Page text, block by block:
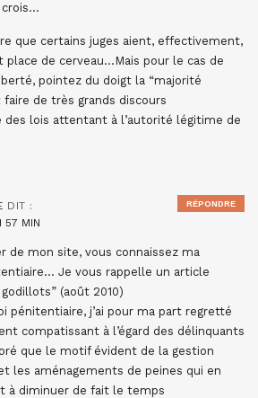
crois…
que certains juges aient, effectivement,
place de cerveau…Mais pour le cas de
pointez du doigt la “majorité
de très grands discours
lois attentant à l’autorité légitime de
DIT :
57 MIN
de mon site, vous connaissez ma
Je vous rappelle un article
(août 2010)
pénitentiaire, j’ai pour ma part regretté
compatissant à l’égard des délinquants
que le motif évident de la gestion
les aménagements de peines qui en
à diminuer de fait le temps
RÉPONDRE